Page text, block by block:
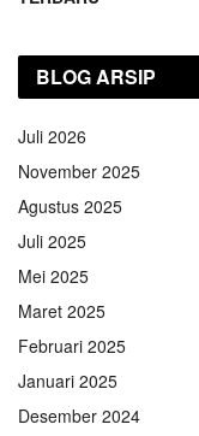
BLOG ARSIP
Juli 2026
November 2025
Agustus 2025
Juli 2025
Mei 2025
Maret 2025
Februari 2025
Januari 2025
Desember 2024